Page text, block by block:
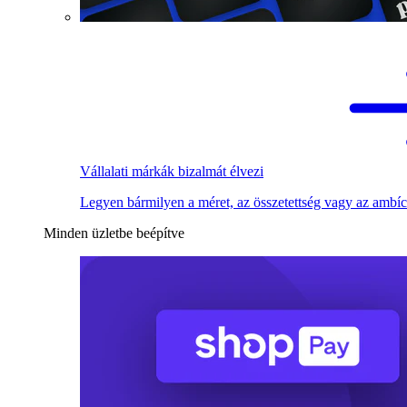
Vállalati márkák bizalmát élvezi
Legyen bármilyen a méret, az összetettség vagy az
Minden üzletbe beépítve